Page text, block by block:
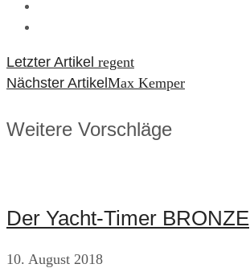
Beitragsnavigation
Letzter Artikel regent
Nächster ArtikelMax Kemper
Weitere Vorschläge
Der Yacht-Timer BRONZE
10. August 2018